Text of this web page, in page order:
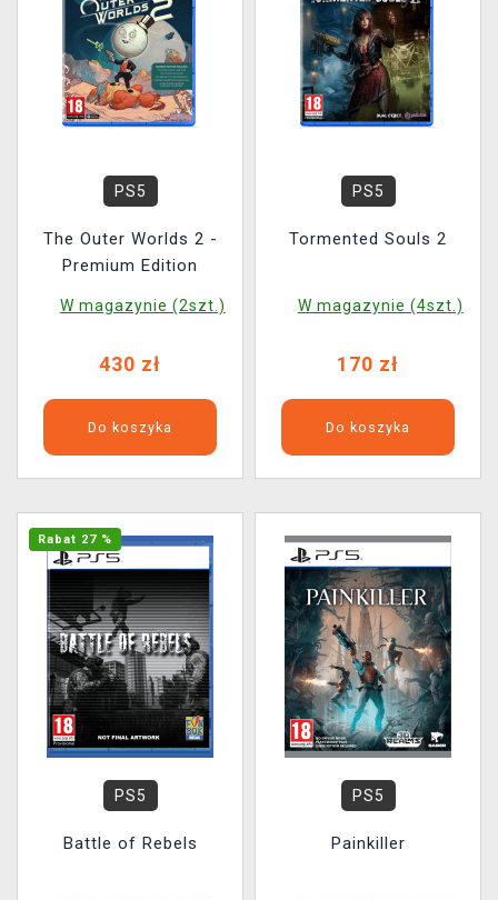
PS5
The Outer Worlds 2 -
Premium Edition
W magazynie (2szt.)
430 zł
Do koszyka
PS5
Tormented Souls 2
W magazynie (4szt.)
170 zł
Do koszyka
Rabat 27 %
PS5
Battle of Rebels
PS5
Painkiller